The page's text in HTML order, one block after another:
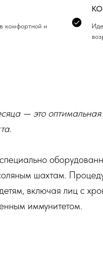
комфортной и
— это оптимальная
шахтам.
включая лиц с
иммунитетом.